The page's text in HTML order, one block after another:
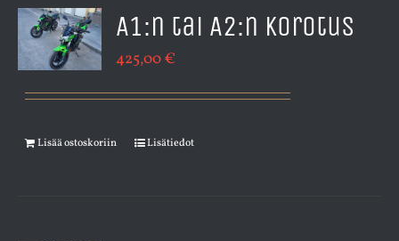
A1:n tai A2:n korotus
425,00€
Lisää ostoskoriin Lisätiedot